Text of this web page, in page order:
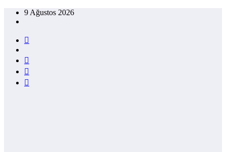
İçeriğe9 Ağustos 2026